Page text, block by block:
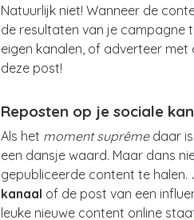
Natuurlijk niet! Wanneer de
de resultaten van je campagne
eigen kanalen, of adverteer met
deze post!
Reposten op je sociale
Als het moment suprêmedaar
een dansje waard. Maar dans
gepubliceerde content te
kanaal of de post van een
leuke nieuwe content online